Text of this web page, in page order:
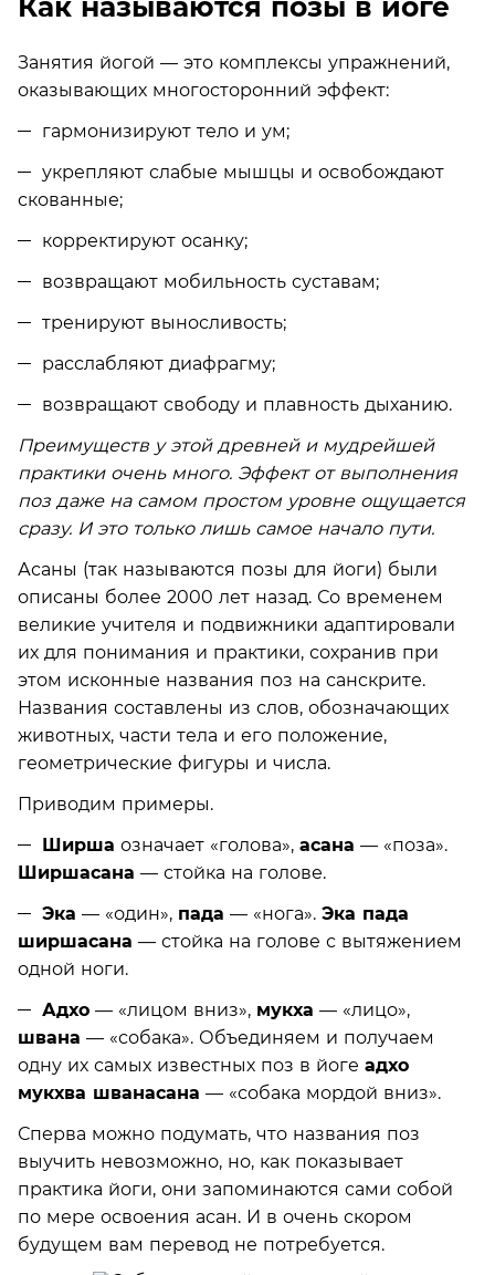
Как называются позы в йоге
Занятия йогой — это комплексы упражнений,
оказывающих многосторонний эффект:
гармонизируют тело и ум;
укрепляют слабые мышцы и освобождают
скованные;
корректируют осанку;
возвращают мобильность суставам;
тренируют выносливость;
расслабляют диафрагму;
возвращают свободу и плавность дыханию.
Преимуществ у этой древней и мудрейшей
практики очень много. Эффект от выполнения
поз даже на самом простом уровне ощущается
сразу. И это только лишь самое начало пути.
Асаны (так называются позы для йоги) были
описаны более 2000 лет назад. Со временем
великие учителя и подвижники адаптировали
их для понимания и практики, сохранив при
этом исконные названия поз на санскрите.
Названия составлены из слов, обозначающих
животных, части тела и его положение,
геометрические фигуры и числа.
Приводим примеры.
Ширша означает «голова», асана — «поза».
Ширшасана — стойка на голове.
Эка — «один», пада — «нога». Эка пада
ширшасана — стойка на голове с вытяжением
одной ноги.
Адхо — «лицом вниз», мукха — «лицо»,
швана — «собака». Объединяем и получаем
одну их самых известных поз в йоге адхо
мукхва шванасана — «собака мордой вниз».
Сперва можно подумать, что названия поз
выучить невозможно, но, как показывает
практика йоги, они запоминаются сами собой
по мере освоения асан. И в очень скором
будущем вам перевод не потребуется.